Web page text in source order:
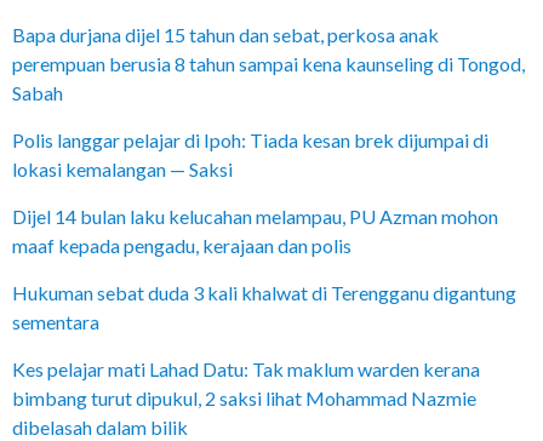
Bapa durjana dijel 15 tahun dan sebat, perkosa anak
perempuan berusia 8 tahun sampai kena kaunseling di Tongod,
Sabah
Polis langgar pelajar di Ipoh: Tiada kesan brek dijumpai di
lokasi kemalangan — Saksi
Dijel 14 bulan laku kelucahan melampau, PU Azman mohon
maaf kepada pengadu, kerajaan dan polis
Hukuman sebat duda 3 kali khalwat di Terengganu digantung
sementara
Kes pelajar mati Lahad Datu: Tak maklum warden kerana
bimbang turut dipukul, 2 saksi lihat Mohammad Nazmie
dibelasah dalam bilik